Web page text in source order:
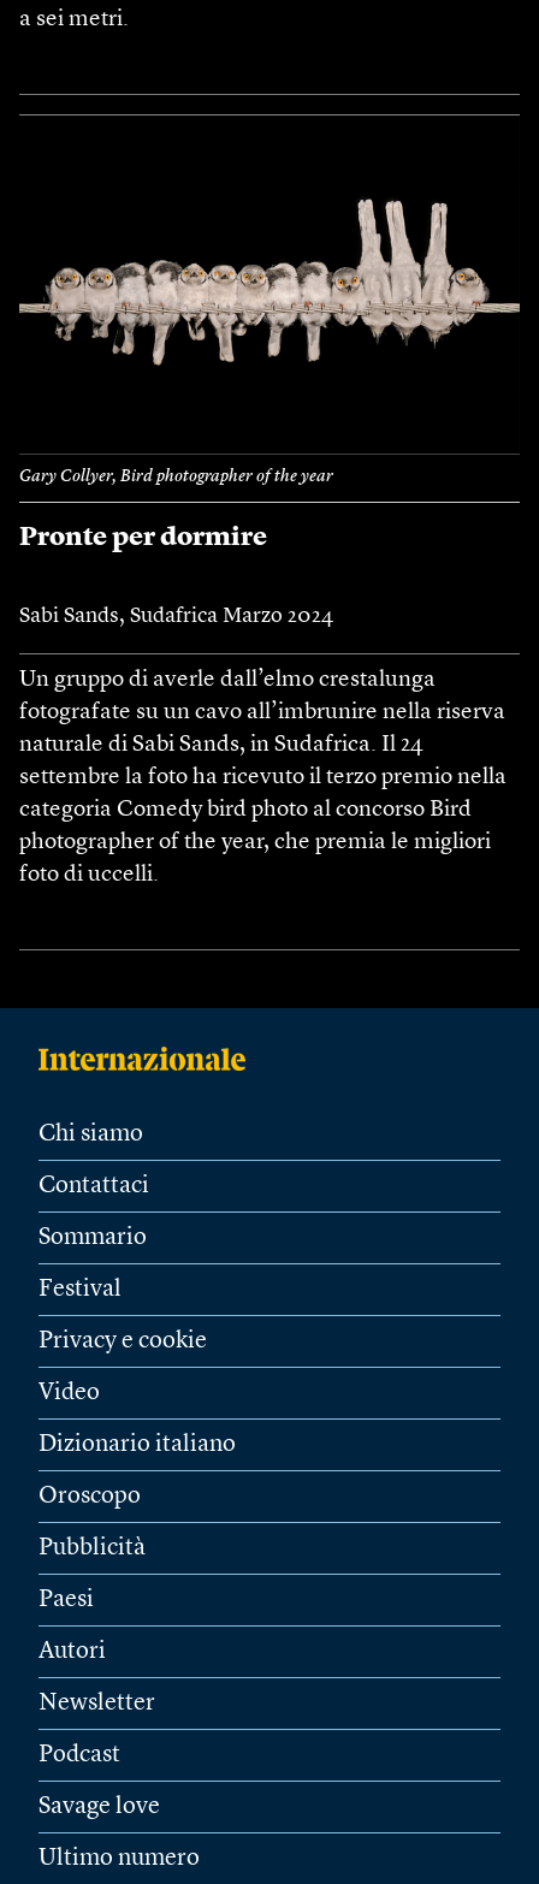
a sei metri.
Gary Collyer, Bird photographer of the year
Pronte per dormire
Sabi Sands, Sudafrica Marzo 2024
Un gruppo di averle dall’elmo crestalunga
fotografate su un cavo all’imbrunire nella riserva
naturale di Sabi Sands, in Sudafrica. Il 24
settembre la foto ha ricevuto il terzo premio nella
categoria Comedy bird photo al concorso Bird
photographer of the year, che premia le migliori
foto di uccelli.
Chi siamo
Contattaci
Sommario
Festival
Privacy e cookie
Video
Dizionario italiano
Oroscopo
Pubblicità
Paesi
Autori
Newsletter
Podcast
Savage love
Ultimo numero